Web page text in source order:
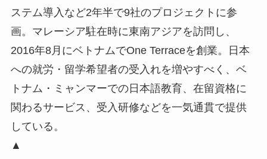
ステム導入など2年半で9社のプロジェクトに参
画。マレーシア駐在時に東南アジアを訪問し、
2016年8月にベトナムでOne Terraceを創業。日本
への就労・留学希望者の受入れを増やすべく、ベ
トナム・ミャンマーでの日本語教育、在留資格に
関わるサービス、受入研修などを一気通貫で提供
している。
▲